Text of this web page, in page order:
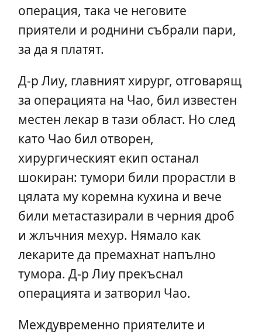
операция, така че неговите
приятели и роднини събрали пари,
за да я платят.
Д-р Лиу, главният хирург, отговарящ
за операцията на Чао, бил известен
местен лекар в тази област. Но след
като Чао бил отворен,
хирургическият екип останал
шокиран: тумори били прорастли в
цялата му коремна кухина и вече
били метастазирали в черния дроб
и жлъчния мехур. Нямало как
лекарите да премахнат напълно
тумора. Д-р Лиу прекъснал
операцията и затворил Чао.
Междувременно приятелите и